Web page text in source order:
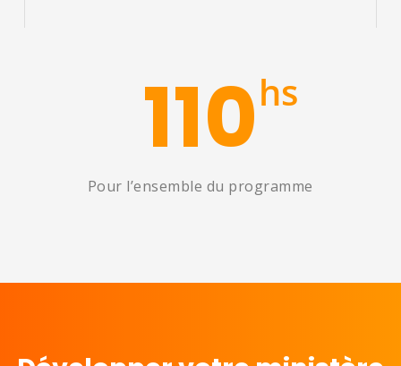
110hs
Pour l’ensemble du programme